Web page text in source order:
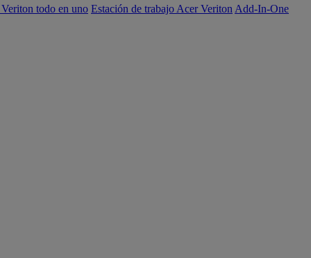
todo en uno Estación de trabajo Acer Veriton Add-In-One